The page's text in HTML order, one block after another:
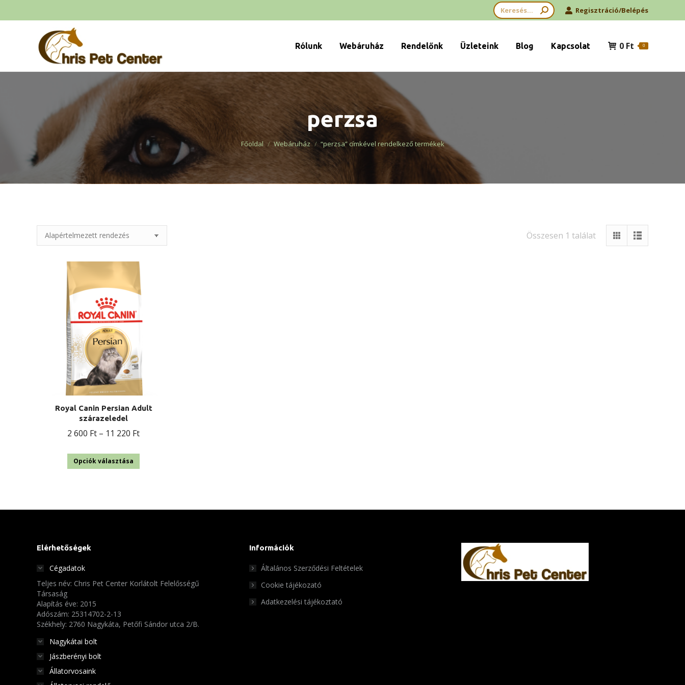
Search: Regisztráció/Belépés
Rólunk Webáruház Rendelőnk Üzleteink Blog Kapcsolat 0 Ft 0
perzsa
You are here:
Főoldal Webáruház “perzsa” címkével rendelkező termékek
Összesen 1 találat
Royal Canin Persian Adult
szárazeledel
2 600 Ft – 11 220 FtÁrtartomány:
Opciók választása
termékoldalon
Elérhetőségek
Cégadatok
Teljes név: Chris Pet Center Korlátolt Felelősségű
Társaság
Alapítás éve: 2015
Adószám: 25314702-2-13
Székhely: 2760 Nagykáta, Petőfi Sándor utca 2/B.
Nagykátai bolt
Jászberényi bolt
Állatorvosaink
Információk
Általános Szerződési Feltételek
Cookie tájékozató
Adatkezelési tájékoztató